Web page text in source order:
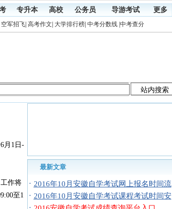
专升本 高校 公务员 导游考试 更多
空军招飞| 高考作文 大学排行榜| 中考分数线| 中考查分
月1日-
作将
至1
最新文章
· 2016年10月安徽自学考试网上报名时间流
· 2016年10月安徽自学考试课程考试时间安